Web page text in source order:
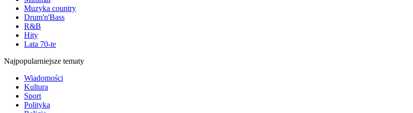
Muzyka country
Drum'n'Bass
R&B
Hity
Lata 70-te
Najpopularniejsze tematy
Wiadomości
Kultura
Sport
Polityka